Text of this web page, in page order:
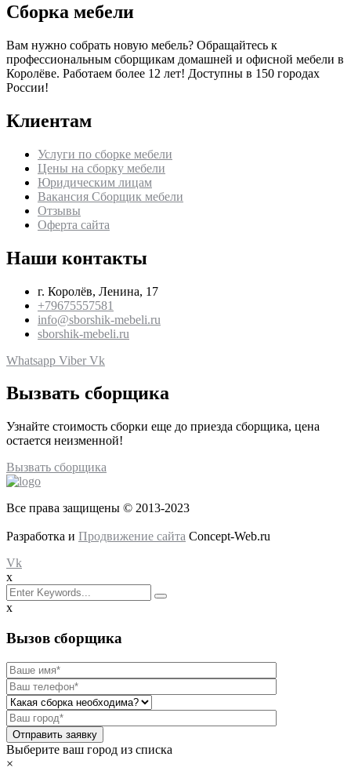
Сборка мебели
Вам нужно собрать новую мебель? Обращайтесь к
профессиональным сборщикам домашней и офисной мебели в
Королёве. Работаем более 12 лет! Доступны в 150 городах
России!
Клиентам
Услуги по сборке мебели
Цены на сборку мебели
Юридическим лицам
Вакансия Сборщик мебели
Отзывы
Оферта сайта
Наши контакты
г. Королёв, Ленина, 17
+79675557581
info@sborshik-mebeli.ru
sborshik-mebeli.ru
Whatsapp Viber Vk
Вызвать сборщика
Узнайте стоимость сборки еще до приезда сборщика, цена
остается неизменной!
Вызвать сборщика
Все права защищены © 2013-2023
Разработка и Продвижение сайта Concept-Web.ru
Vk
x
x
Вызов сборщика
Отправить заявку
Выберите ваш город из списка
×